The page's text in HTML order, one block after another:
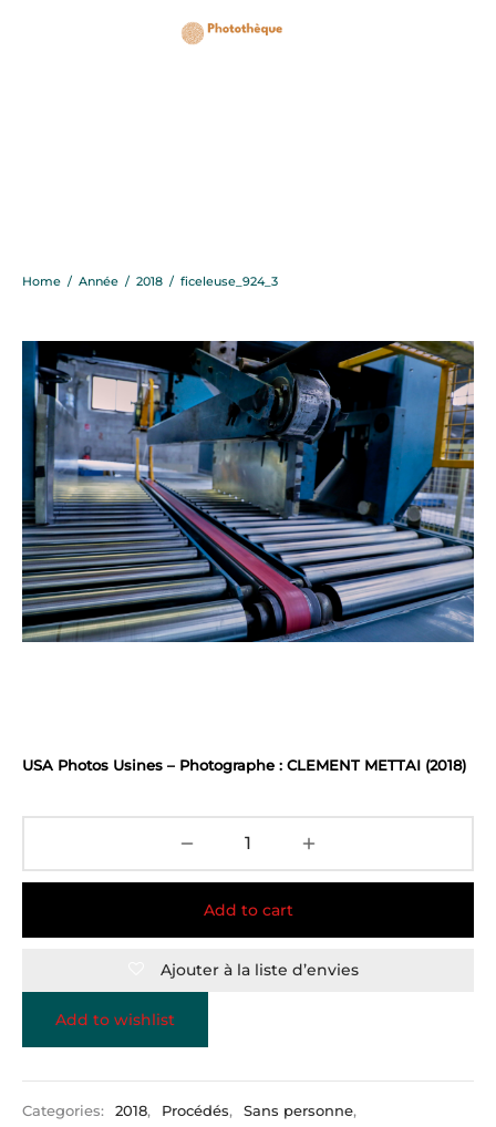
Home / Année / 2018 / ficeleuse_924_3
USA Photos Usines – Photographe : CLEMENT METTAI (2018)
Add to cart
Ajouter à la liste d’envies
Add to wishlist
Categories: 2018, Procédés, Sans personne,